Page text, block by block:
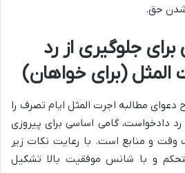
شدن حق.
جلوگیری از رد
(برای خواهان)
دعوای مطالبه اجرت المثل ایام تصرف را
دادخواست، گامی اساسی برای پیروزی
وقت و منابع است. با رعایت نکات زیر
و با شانس موفقیت بالا تشکیل